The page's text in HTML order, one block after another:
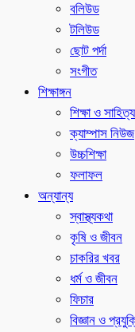
বলিউড
টলিউড
ছোট পর্দা
সংগীত
শিক্ষাঙ্গন
শিক্ষা ও সাহিত্য
ক্যাম্পাস নিউজ
উচ্চশিক্ষা
ফলাফল
অন্যান্য
স্বাস্থ্যকথা
কৃষি ও জীবন
চাকরির খবর
ধর্ম ও জীবন
ফিচার
বিজ্ঞান ও